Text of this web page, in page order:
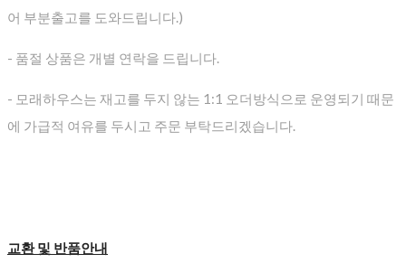
어 부분출고를 도와드립니다.)
- 품절 상품은 개별 연락을 드립니다.
- 모래하우스는 재고를 두지 않는 1:1 오더방식으로 운영되기 때문
에 가급적 여유를 두시고 주문 부탁드리겠습니다.
교환 및 반품안내